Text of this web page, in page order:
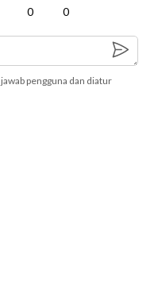
0 0
pengguna dan diatur